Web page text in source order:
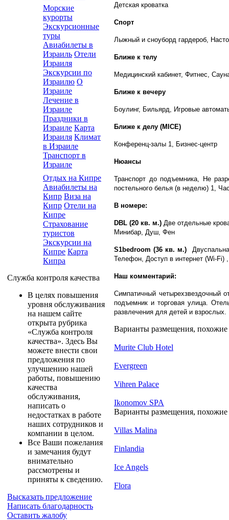
Морские
курорты
Экскурсионные
туры
Авиабилеты в
Израиль Отели
Израиля
Экскурсии по
Израилю О
Израиле
Лечение в
Израиле
Праздники в
Израиле Карта
Израиля Климат
в Израиле
Транспорт в
Израиле
Отдых на Кипре
Авиабилеты на
Кипр Виза на
Кипр Отели на
Кипре
Страхование
туристов
Экскурсии на
Кипре Карта
Кипра
Служба контроля качества
В целях повышения
уровня обслуживания
на нашем сайте
открыта рубрика
«Служба контроля
качества». Здесь Вы
можете внести свои
предложения по
улучшению нашей
работы, повышению
качества
обслуживания,
написать о
недостатках в работе
наших сотрудников и
компании в целом.
Все Ваши пожелания
и замечания будут
внимательно
рассмотрены и
приняты к сведению.
Высказать предложение
Написать благодарность
Оставить жалобу
Детская кроватка
Спорт
Лыжный и сноуборд гардероб,
Ближе к телу
Медицинский кабинет, Фитнес,
Ближе к вечеру
Боулинг, Бильярд, Игровые
Ближе к делу (MICE)
Конференц-залы 1, Бизнес-центр
Нюансы
Транспорт до подъемника, Не
постельного белья (в неделю) 1,
В номере:
DBL (20 кв. м.) Две отдельные
Минибар, Душ, Фен
S1bedroom (36 кв. м.)
Телефон, Доступ в интернет (Wi-
Наш комментарий:
Симпатичный четырехзвездочный
подъемник и торговая улица.
развлечения для детей и взрослых.
Варианты размещения, похожие
Murite Club Hotel
Evergreen
Vihren Palace
Ikonomov SPA
Варианты размещения, похожие
Villas Malina
Finlandia
Ice Angels
Flora